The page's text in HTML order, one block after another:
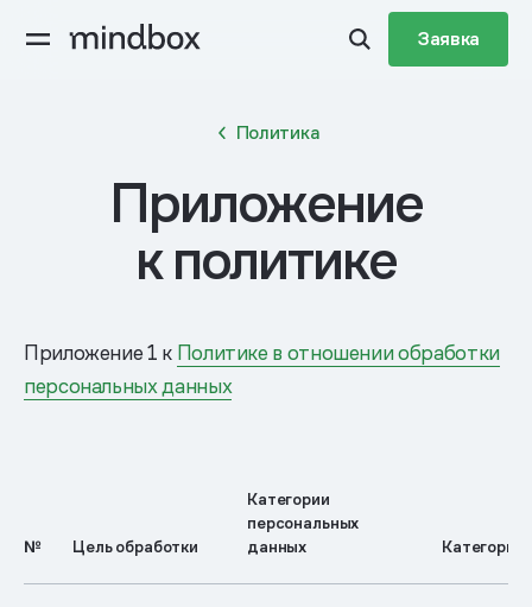
Заявка
Политика
Приложение
к политике
Приложение 1 к Политике в отношении обработки
персональных данных
№ Цель обработки
Категории
персональных
данных
Категории